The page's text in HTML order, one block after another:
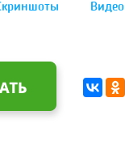
Видео